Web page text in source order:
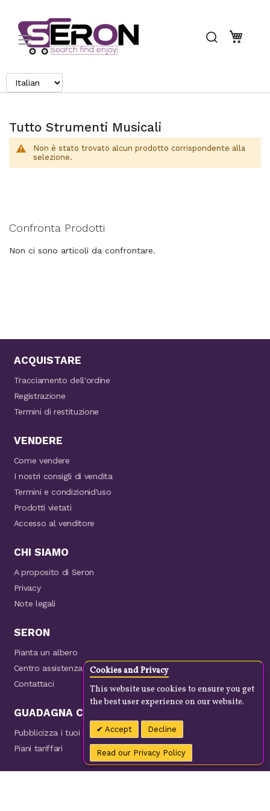
Cookies and Privacy
This website use cookies to ensure you get
the best user experience on our website.
Accept Decline
Read our Privacy Policy
Search
Tutto Strumenti Musicali
Non è stato trovato alcun prodotto corrispondente alla
selezione.
Confronta Prodotti
Non ci sono articoli da confrontare.
ACQUISTARE
Tracciamento dell'ordine
Registrazione
Termini di restituzione
VENDERE
Come vendere
I nostri consigli di vendita
Termini e condizionid'uso
Prodotti vietati
Accesso al venditore
CHI SIAMO
A proposito di Seron
Privacy
Note legali
SERON
Pianta un albero
Centro assistenza
Contattaci
GUADAGNA CON NOI
Pubblicizza i tuoi prodotti
Piani tariffari